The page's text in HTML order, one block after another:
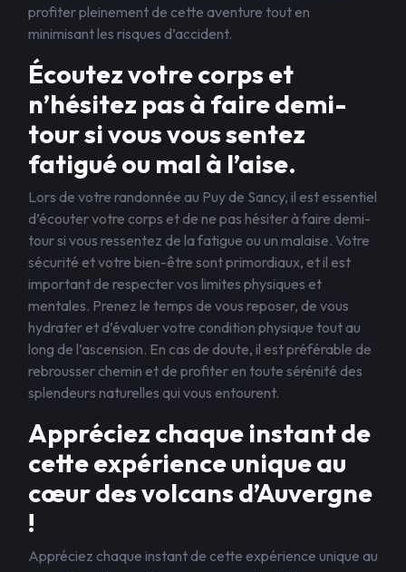
profiter pleinement de cette aventure tout en
minimisant les risques d’accident.
Écoutez votre corps et
n’hésitez pas à faire demi-
tour si vous vous sentez
fatigué ou mal à l’aise.
Lors de votre randonnée au Puy de Sancy, il est essentiel
d’écouter votre corps et de ne pas hésiter à faire demi-
tour si vous ressentez de la fatigue ou un malaise. Votre
sécurité et votre bien-être sont primordiaux, et il est
important de respecter vos limites physiques et
mentales. Prenez le temps de vous reposer, de vous
hydrater et d’évaluer votre condition physique tout au
long de l’ascension. En cas de doute, il est préférable de
rebrousser chemin et de profiter en toute sérénité des
splendeurs naturelles qui vous entourent.
Appréciez chaque instant de
cette expérience unique au
cœur des volcans d’Auvergne
!
Appréciez chaque instant de cette expérience unique au